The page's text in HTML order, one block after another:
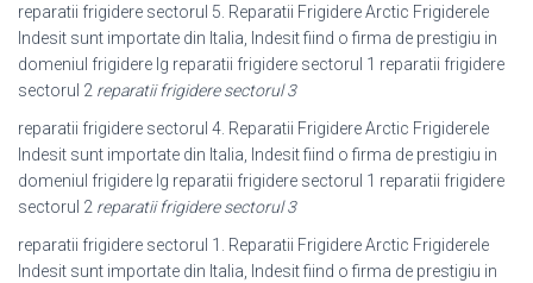
reparatii frigidere sectorul 5. Reparatii Frigidere Arctic Frigiderele
Indesit sunt importate din Italia, Indesit fiind o firma de prestigiu in
domeniul frigidere lg reparatii frigidere sectorul 1 reparatii frigidere
sectorul 2 reparatii frigidere sectorul 3
reparatii frigidere sectorul 4. Reparatii Frigidere Arctic Frigiderele
Indesit sunt importate din Italia, Indesit fiind o firma de prestigiu in
domeniul frigidere lg reparatii frigidere sectorul 1 reparatii frigidere
sectorul 2 reparatii frigidere sectorul 3
reparatii frigidere sectorul 1. Reparatii Frigidere Arctic Frigiderele
Indesit sunt importate din Italia, Indesit fiind o firma de prestigiu in